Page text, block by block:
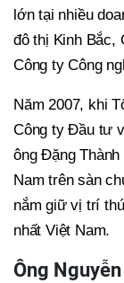
lớn tại nhiều
đô thị Kinh Bắc,
Công ty Công
Năm 2007, khi
Công ty Đầu tư
ông Đặng
Nam trên sàn
nắm giữ vị trí
nhất Việt Nam.
Ông